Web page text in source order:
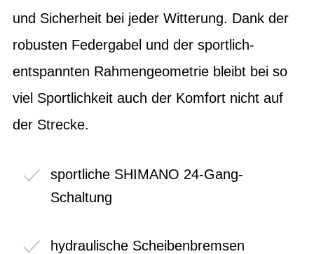
und Sicherheit bei jeder Witterung. Dank der
robusten Federgabel und der sportlich-
entspannten Rahmengeometrie bleibt bei so
viel Sportlichkeit auch der Komfort nicht auf
der Strecke.
sportliche SHIMANO 24-Gang-
Schaltung
hydraulische Scheibenbremsen